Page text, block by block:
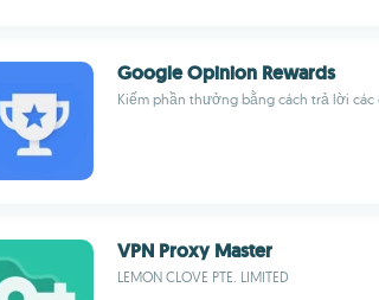
Google Opinion Rewards
Kiếm phần thưởng bằng cách trả lời
VPN Proxy Master
LEMON CLOVE PTE. LIMITED